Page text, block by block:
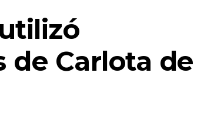
de Carlota de